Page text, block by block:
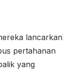
lancarkan
pertahanan
yang